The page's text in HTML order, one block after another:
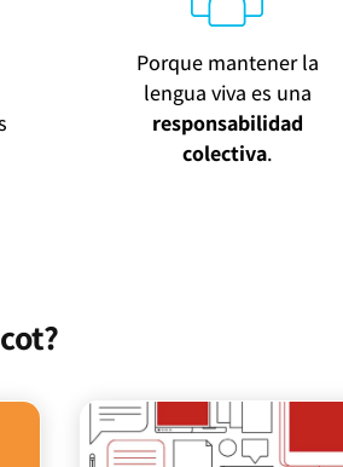
Porque mantener la
lengua viva es una
responsabilidad
colectiva.